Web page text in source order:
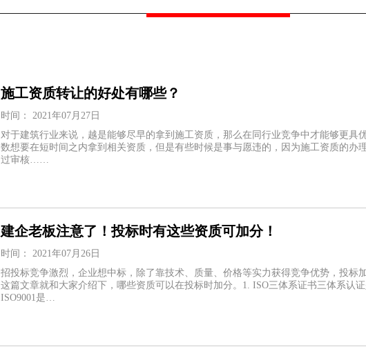
施工资质转让的好处有哪些？
时间： 2021年07月27日
对于建筑行业来说，越是能够尽早的拿到施工资质，那么在同行业竞争中才能够更具
数想要在短时间之内拿到相关资质，但是有些时候是事与愿违的，因为施工资质的办
过审核……
建企老板注意了！投标时有这些资质可加分！
时间： 2021年07月26日
招投标竞争激烈，企业想中标，除了靠技术、质量、价格等实力获得竞争优势，投标
这篇文章就和大家介绍下，哪些资质可以在投标时加分。1. ISO三体系证书三体系认证
ISO9001是…